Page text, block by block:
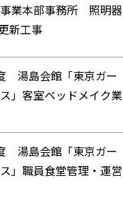
業本部事務所 照明器
新工事
湯島会館「東京ガー
」客室ベッドメイク業
湯島会館「東京ガー
」職員食堂管理・運営